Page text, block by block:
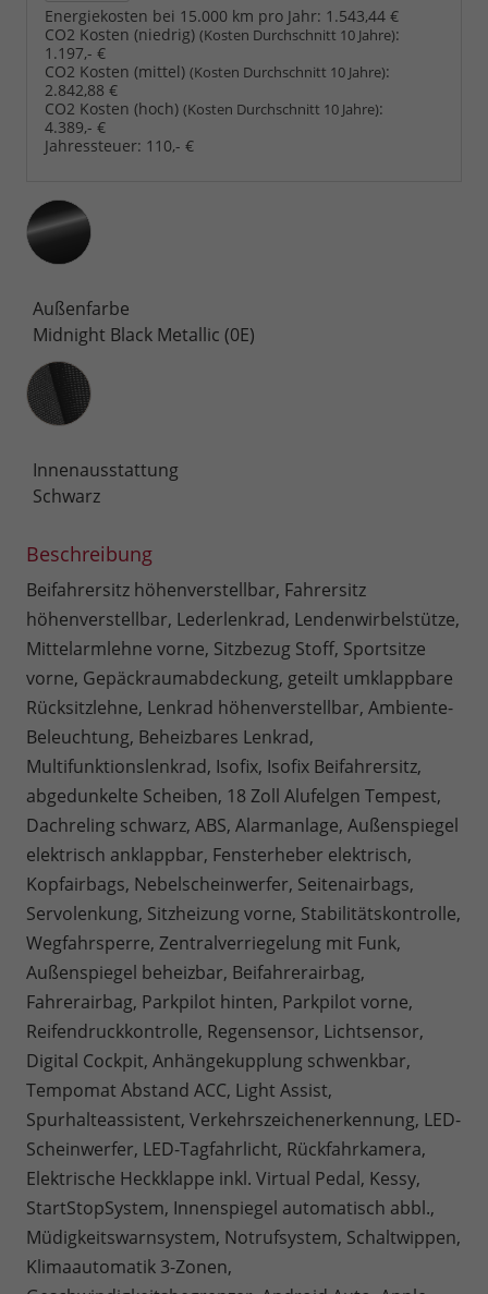
Energiekosten bei 15.000 km pro Jahr: 1.543,44 €
CO2 Kosten (niedrig) (Kosten Durchschnitt 10 Jahre):
1.197,- €
CO2 Kosten (mittel) (Kosten Durchschnitt 10 Jahre):
2.842,88 €
CO2 Kosten (hoch) (Kosten Durchschnitt 10 Jahre):
4.389,- €
Jahressteuer: 110,- €
Außenfarbe
Midnight Black Metallic (0E)
Innenausstattung
Innenausstattung
Schwarz
Beschreibung
Beifahrersitz höhenverstellbar, Fahrersitz
höhenverstellbar, Lederlenkrad, Lendenwirbelstütze,
Mittelarmlehne vorne, Sitzbezug Stoff, Sportsitze
vorne, Gepäckraumabdeckung, geteilt umklappbare
Rücksitzlehne, Lenkrad höhenverstellbar, Ambiente-
Beleuchtung, Beheizbares Lenkrad,
Multifunktionslenkrad, Isofix, Isofix Beifahrersitz,
abgedunkelte Scheiben, 18 Zoll Alufelgen Tempest,
Dachreling schwarz, ABS, Alarmanlage, Außenspiegel
elektrisch anklappbar, Fensterheber elektrisch,
Kopfairbags, Nebelscheinwerfer, Seitenairbags,
Servolenkung, Sitzheizung vorne, Stabilitätskontrolle,
Wegfahrsperre, Zentralverriegelung mit Funk,
Außenspiegel beheizbar, Beifahrerairbag,
Fahrerairbag, Parkpilot hinten, Parkpilot vorne,
Reifendruckkontrolle, Regensensor, Lichtsensor,
Digital Cockpit, Anhängekupplung schwenkbar,
Tempomat Abstand ACC, Light Assist,
Spurhalteassistent, Verkehrszeichenerkennung, LED-
Scheinwerfer, LED-Tagfahrlicht, Rückfahrkamera,
Elektrische Heckklappe inkl. Virtual Pedal, Kessy,
StartStopSystem, Innenspiegel automatisch abbl.,
Müdigkeitswarnsystem, Notrufsystem, Schaltwippen,
Klimaautomatik 3-Zonen,